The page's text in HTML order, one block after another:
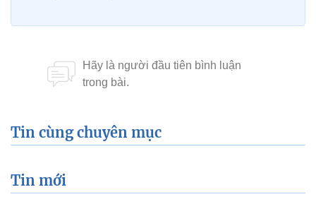
Tin cùng chuyên mục
Tin mới